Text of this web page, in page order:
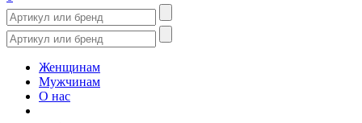
Женщинам
Мужчинам
О нас